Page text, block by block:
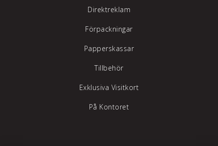
Direktreklam
Förpackningar
Papperskassar
Tillbehör
Exklusiva Visitkort
På Kontoret